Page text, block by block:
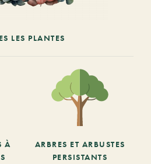
LES PLANTES
À
ARBRES ET ARBUSTES
PERSISTANTS